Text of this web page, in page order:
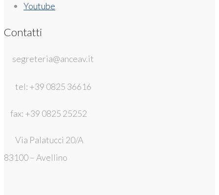
Youtube
Contatti
segreteria@anceav.it
tel: +39 0825 36616
fax: +39 0825 25252
Via Palatucci 20/A
83100 – Avellino